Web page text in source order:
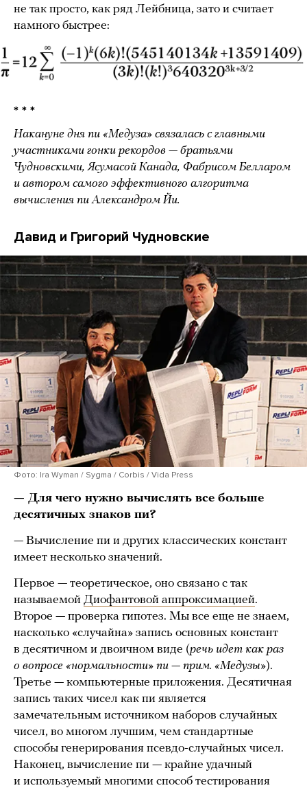
не так просто, как ряд Лейбница, зато и считает
намного быстрее:
* * *
Накануне дня пи «Медуза» связалась с главными
участниками гонки рекордов — братьями
Чудновскими, Ясумасой Канада, Фабрисом Белларом
и автором самого эффективного алгоритма
вычисления пи Александром Йи.
Давид и Григорий Чудновские
Фото: Ira Wyman / Sygma / Corbis / Vida Press
— Для чего нужно вычислять все больше
десятичных знаков пи?
— Вычисление пи и других классических констант
имеет несколько значений.
Первое — теоретическое, оно связано с так
называемой Диофантовой аппроксимацией.
Второе — проверка гипотез. Мы все еще не знаем,
насколько «случайна» запись основных констант
в десятичном и двоичном виде (речь идет как раз
о вопросе «нормальности» пи — прим. «Медузы»).
Третье — компьютерные приложения. Десятичная
запись таких чисел как пи является
замечательным источником наборов случайных
чисел, во многом лучшим, чем стандартные
способы генерирования псевдо-случайных чисел.
Наконец, вычисление пи — крайне удачный
и используемый многими способ тестирования